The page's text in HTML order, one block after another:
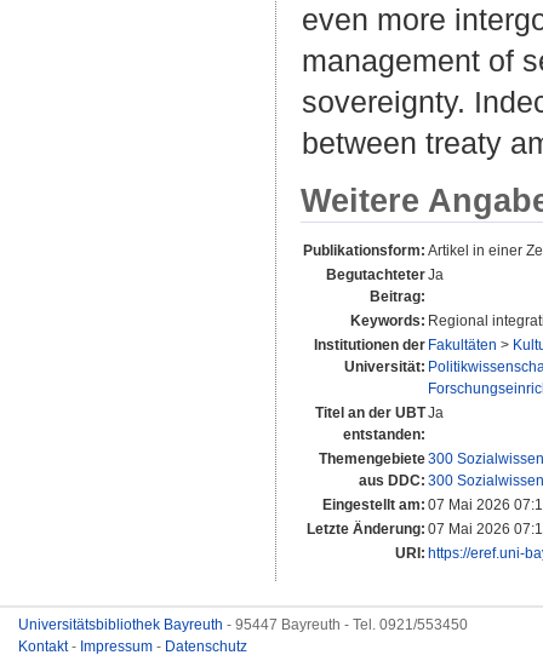
even more
management of
sovereignty.
between treaty
Weitere
Publikationsform: Artikel in einer
Begutachteter
Beitrag:
Ja
Keywords: Regional
Institutionen der
Universität:
Fakultäten >
Titel an der UBT
entstanden:
Ja
Themengebiete
aus DDC:
300
300
Eingestellt am: 07 Mai 2026
Letzte Änderung: 07 Mai 2026
URI: https://eref.uni-
Universitätsbibliothek Bayreuth - 95447 Bayreuth - Tel. 0921/553450
Kontakt- Impressum - Datenschutz